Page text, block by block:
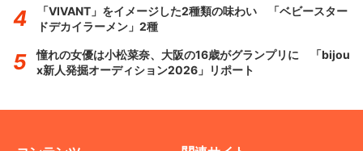
「VIVANT」をイメージした2種類の味わい 「ベビースター
ドデカイラーメン」2種
憧れの女優は小松菜奈、大阪の16歳がグランプリに 「bijou
x新人発掘オーディション2026」リポート